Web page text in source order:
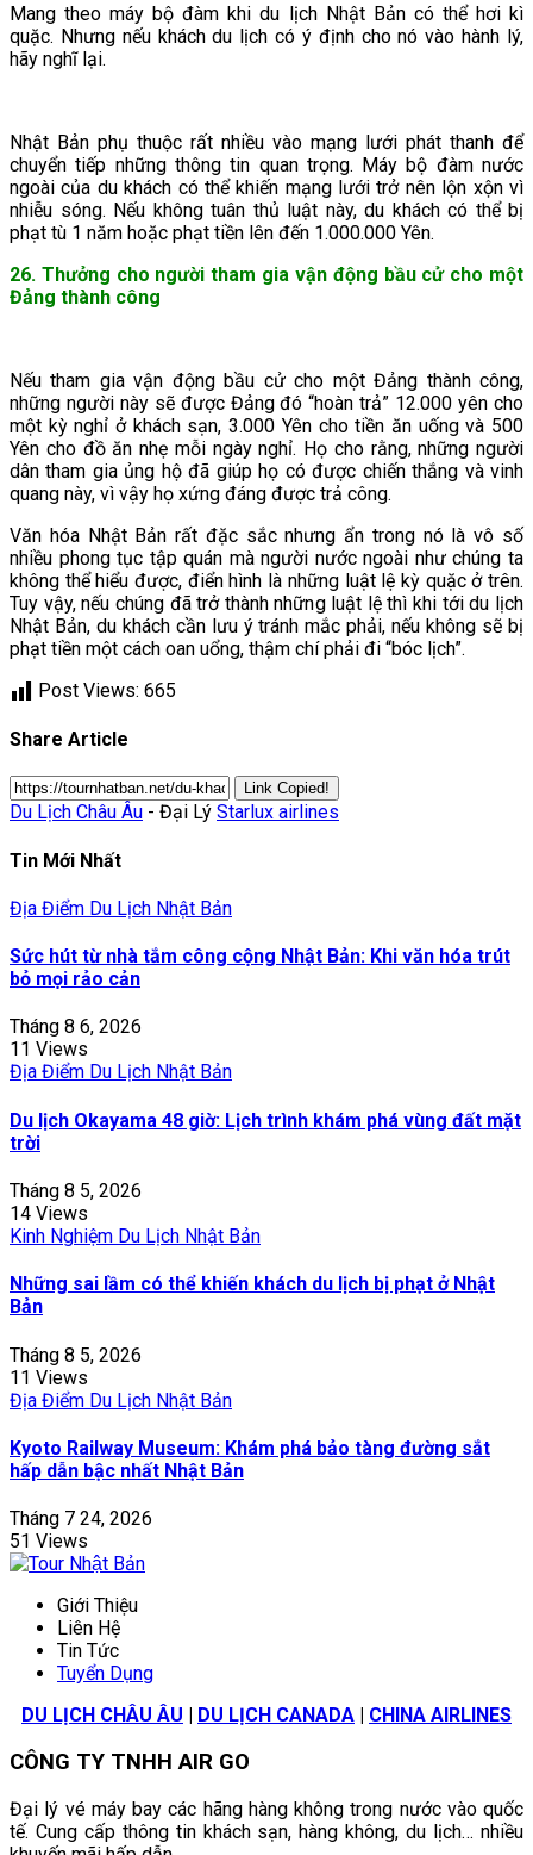
Mang theo máy bộ đàm khi du lịch Nhật Bản có thể hơi kì
quặc. Nhưng nếu khách du lịch có ý định cho nó vào hành lý,
hãy nghĩ lại.
Nhật Bản phụ thuộc rất nhiều vào mạng lưới phát thanh để
chuyển tiếp những thông tin quan trọng. Máy bộ đàm nước
ngoài của du khách có thể khiến mạng lưới trở nên lộn xộn vì
nhiễu sóng. Nếu không tuân thủ luật này, du khách có thể bị
phạt tù 1 năm hoặc phạt tiền lên đến 1.000.000 Yên.
26. Thưởng cho người tham gia vận động bầu cử cho một
Đảng thành công
Nếu tham gia vận động bầu cử cho một Đảng thành công,
những người này sẽ được Đảng đó “hoàn trả” 12.000 yên cho
một kỳ nghỉ ở khách sạn, 3.000 Yên cho tiền ăn uống và 500
Yên cho đồ ăn nhẹ mỗi ngày nghỉ. Họ cho rằng, những người
dân tham gia ủng hộ đã giúp họ có được chiến thắng và vinh
quang này, vì vậy họ xứng đáng được trả công.
Văn hóa Nhật Bản rất đặc sắc nhưng ẩn trong nó là vô số
nhiều phong tục tập quán mà người nước ngoài như chúng ta
không thể hiểu được, điển hình là những luật lệ kỳ quặc ở trên.
Tuy vậy, nếu chúng đã trở thành những luật lệ thì khi tới du lịch
Nhật Bản, du khách cần lưu ý tránh mắc phải, nếu không sẽ bị
phạt tiền một cách oan uổng, thậm chí phải đi “bóc lịch”.
Post Views: 665
Share Article
Link Copied!
Du Lịch Châu Âu - Đại Lý Starlux airlines
Tin Mới Nhất
Địa Điểm Du Lịch Nhật Bản
Sức hút từ nhà tắm công cộng Nhật Bản: Khi văn hóa trút
bỏ mọi rảo cản
Tháng 8 6, 2026
11 Views
Địa Điểm Du Lịch Nhật Bản
Du lịch Okayama 48 giờ: Lịch trình khám phá vùng đất mặt
trời
Tháng 8 5, 2026
14 Views
Kinh Nghiệm Du Lịch Nhật Bản
Những sai lầm có thể khiến khách du lịch bị phạt ở Nhật
Bản
Tháng 8 5, 2026
11 Views
Địa Điểm Du Lịch Nhật Bản
Kyoto Railway Museum: Khám phá bảo tàng đường sắt
hấp dẫn bậc nhất Nhật Bản
Tháng 7 24, 2026
51 Views
Giới Thiệu
Liên Hệ
Tin Tức
Tuyển Dụng
DU LỊCH CHÂU ÂU | DU LỊCH CANADA | CHINA AIRLINES
CÔNG TY TNHH AIR GO
Đại lý vé máy bay các hãng hàng không trong nước vào quốc
tế. Cung cấp thông tin khách sạn, hàng không, du lịch… nhiều